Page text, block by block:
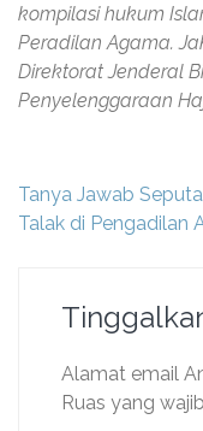
kompilasi hukum
Peradilan Agama.
Direktorat Jenderal
Penyelenggaraan
Navigasi
pos
Tanya Jawab
Talak di Pengadilan
Alamat email
Ruas yang